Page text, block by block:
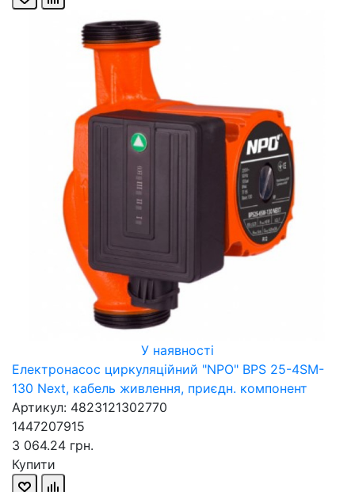
У наявності
Електронасос циркуляційний "NPO" BPS 25-4SM-
130 Next, кабель живлення, приєдн. компонент
Артикул: 4823121302770
1447207915
3 064.24 грн.
Купити